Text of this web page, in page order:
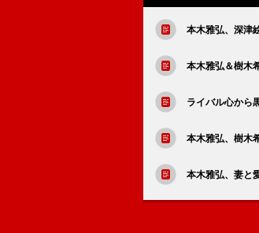
本木雅弘、深津
本木雅弘＆樹木
ライバル心から
本木雅弘、樹木
本木雅弘、妻と